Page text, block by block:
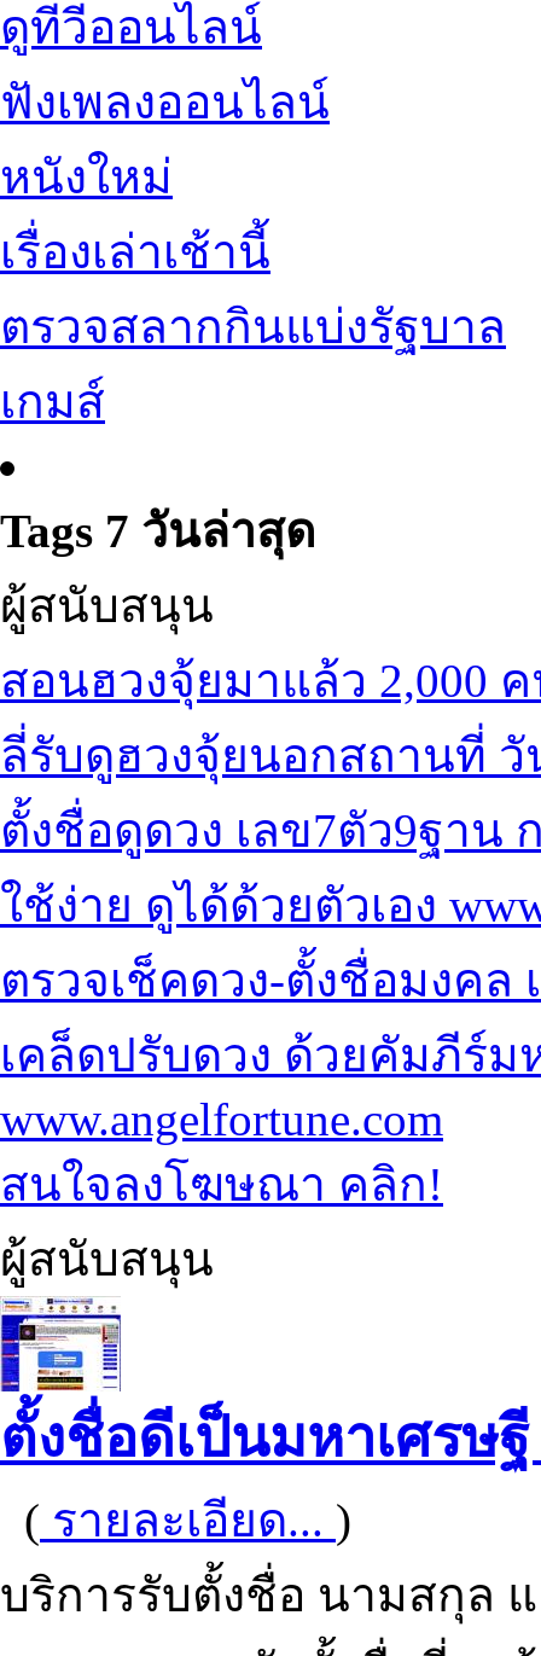
ดูทีวีออนไลน์
ฟังเพลงออนไลน์
หนังใหม่
เรื่องเล่าเช้านี้
ตรวจสลากกินแบ่งรัฐบาล
เกมส์
Tags 7 วันล่าสุด
ผู้สนับสนุน
สอนฮวงจุ้ยมาแล้ว 2,000
ลี่รับดูฮวงจุ้ยนอกสถานที่ วั
ตั้งชื่อดูดวง เลข7ตัว9ฐาน
ใช้ง่าย ดูได้ด้วยตัวเอง
ตรวจเช็คดวง-ตั้งชื่อมงคล
เคล็ดปรับดวง ด้วยคัมภีร์ม
www.angelfortune.com
สนใจลงโฆษณา คลิก!
ผู้สนับสนุน
ตั้งชื่อดีเป็นมหาเศรษ
( รายละเอียด... )
บริการรับตั้งชื่อ นามสกุล